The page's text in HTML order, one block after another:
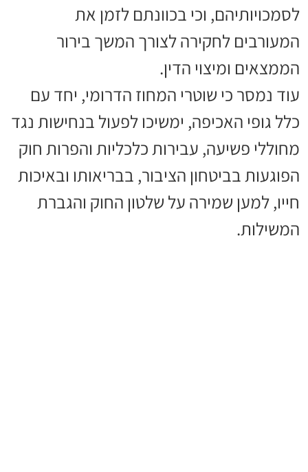
לסמכויותיהם, וכי בכוונתם לזמן את
המעורבים לחקירה לצורך המשך בירור
הממצאים ומיצוי הדין.
עוד נמסר כי שוטרי המחוז הדרומי, יחד עם
כלל גופי האכיפה, ימשיכו לפעול בנחישות נגד
מחוללי פשיעה, עבירות כלכליות והפרות חוק
הפוגעות בביטחון הציבור, בבריאותו ובאיכות
חייו, למען שמירה על שלטון החוק והגברת
המשילות.